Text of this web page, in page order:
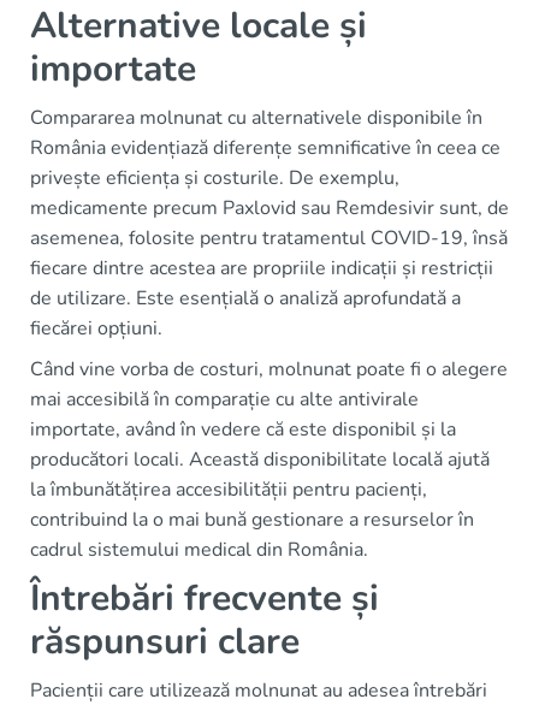
Alternative locale și
importate
Compararea molnunat cu alternativele disponibile în
România evidențiază diferențe semnificative în ceea ce
privește eficiența și costurile. De exemplu,
medicamente precum Paxlovid sau Remdesivir sunt, de
asemenea, folosite pentru tratamentul COVID-19, însă
fiecare dintre acestea are propriile indicații și restricții
de utilizare. Este esențială o analiză aprofundată a
fiecărei opțiuni.
Când vine vorba de costuri, molnunat poate fi o alegere
mai accesibilă în comparație cu alte antivirale
importate, având în vedere că este disponibil și la
producători locali. Această disponibilitate locală ajută
la îmbunătățirea accesibilității pentru pacienți,
contribuind la o mai bună gestionare a resurselor în
cadrul sistemului medical din România.
Întrebări frecvente și
răspunsuri clare
Pacienții care utilizează molnunat au adesea întrebări